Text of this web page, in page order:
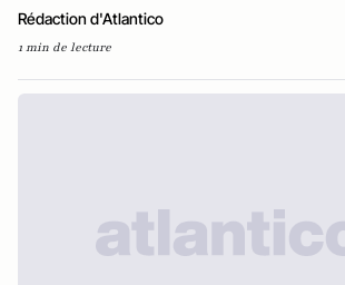
Rédaction d'Atlantico
1 min de lecture